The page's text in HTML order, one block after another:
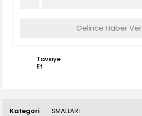
Kategori SMALLART
Gelince Haber Ver
Tavsiye
Et